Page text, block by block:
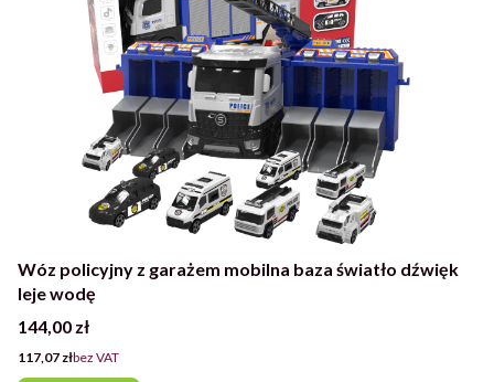
Wóz policyjny z garażem mobilna baza światło dźwięk
leje wodę
Cena
144,00 zł
Cena
117,07 złbez VAT